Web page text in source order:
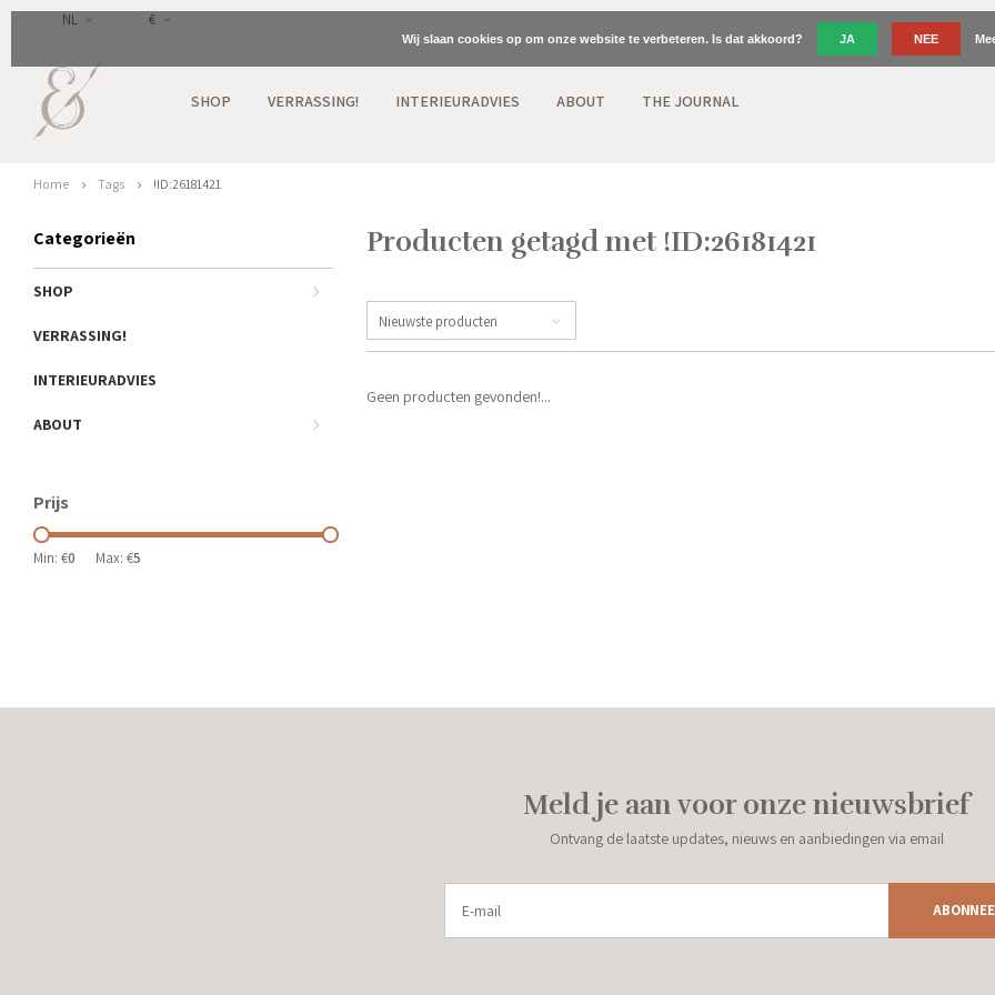
NL €
SHOP VERRASSING! INTERIEURADVIES ABOUT THE JOURNAL
Home Tags !ID:26181421
Categorieën
SHOP
VERRASSING!
INTERIEURADVIES
ABOUT
Prijs
Min: €0 Max: €5
Producten getagd met !ID:26181421
Nieuwste producten
Geen producten gevonden!...
Meld je aan voor onze nieuwsbrief
Ontvang de laatste updates, nieuws en aanbiedingen via email
Wij slaan cookies op om onze website te verbeteren. Is dat akkoord? JA NEE